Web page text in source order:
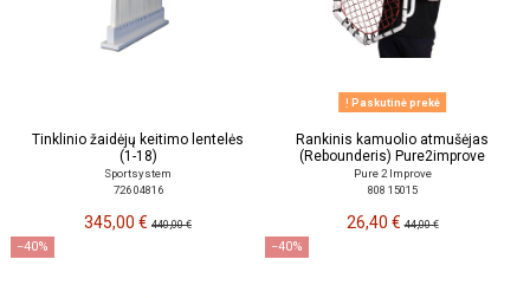
Tinklinio žaidėjų keitimo lentelės
(1-18)
Sportsystem
726 04816
345,00 € 440,00 €
Paskutinė prekė
Rankinis kamuolio atmušėjas
(Rebounderis) Pure2improve
Pure 2 Improve
808 15015
26,40 €44,00 €
−40% −40%